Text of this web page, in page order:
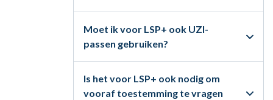
Moet ik voor LSP+ ook UZI-
passen gebruiken?
Is het voor LSP+ ook nodig om
vooraf toestemming te vragen